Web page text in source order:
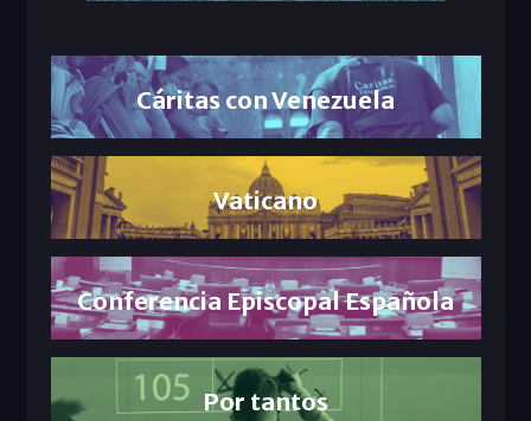
Cáritas con Venezuela
Vaticano
Conferencia Episcopal Española
Por tantos